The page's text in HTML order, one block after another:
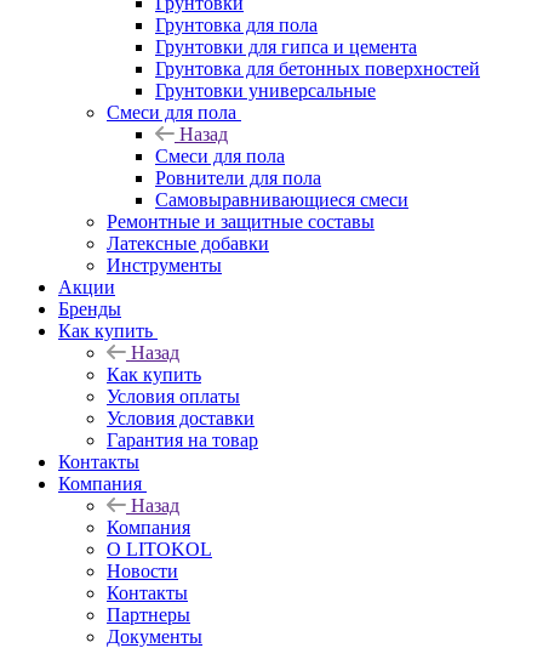
Грунтовка для пола
Грунтовки для гипса и цемента
Грунтовка для бетонных поверхностей
Грунтовки универсальные
Смеси для пола
Назад
Смеси для пола
Ровнители для пола
Самовыравнивающиеся смеси
Ремонтные и защитные составы
Латексные добавки
Инструменты
Акции
Бренды
Как купить
Назад
Как купить
Условия оплаты
Условия доставки
Гарантия на товар
Контакты
Компания
Назад
Компания
О LITOKOL
Новости
Контакты
Партнеры
Документы